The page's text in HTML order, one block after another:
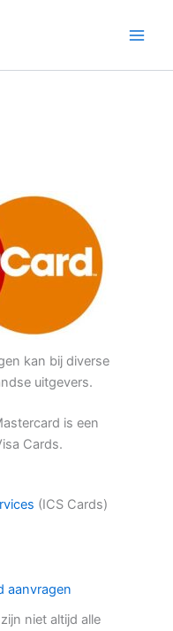
kan bij diverse
uitgevers.
is een
Cards.
(ICS Cards)
aanvragen
niet altijd alle